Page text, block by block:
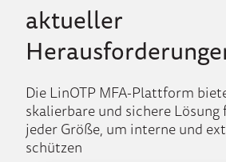
aktueller
Die LinOTP MFA-Plattform
skalierbare und sichere
jeder Größe, um interne und
schützen